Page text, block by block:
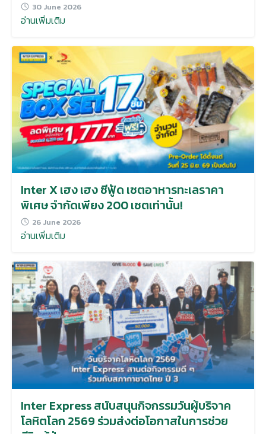
30 June 2026
อ่านเพิ่มเติม
Inter X เฮง เฮง ซีฟู้ด เซตอาหารทะเลราคา
พิเศษ จำกัดเพียง 200 เซตเท่านั้น!
26 June 2026
อ่านเพิ่มเติม
Inter Express สนับสนุนกิจกรรมวันผู้บริจาค
โลหิตโลก 2569 ร่วมส่งต่อโอกาสในการช่วย